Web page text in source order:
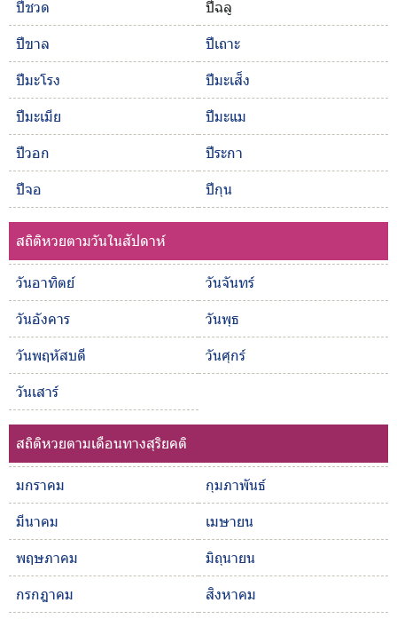
ปีชวด
ปีฉลู
ปีขาล
ปีเถาะ
ปีมะโรง
ปีมะเส็ง
ปีมะเมีย
ปีมะแม
ปีวอก
ปีระกา
ปีจอ
ปีกุน
สถิติหวยตามวันในสัปดาห์
วันอาทิตย์
วันจันทร์
วันอังคาร
วันพุธ
วันพฤหัสบดี
วันศุกร์
วันเสาร์
สถิติหวยตามเดือนทางสุริยคติ
มกราคม
กุมภาพันธ์
มีนาคม
เมษายน
พฤษภาคม
มิถุนายน
กรกฎาคม
สิงหาคม